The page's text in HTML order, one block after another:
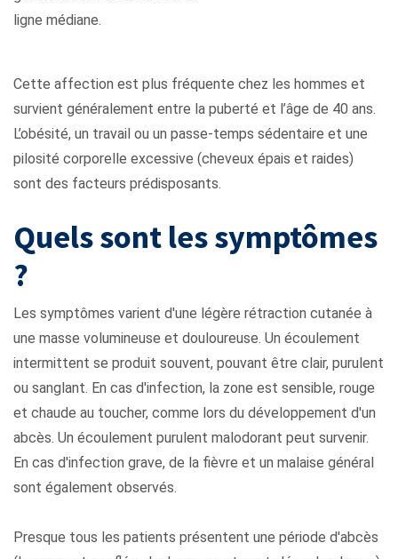
ligne médiane.
Cette affection est plus fréquente chez les hommes et
survient généralement entre la puberté et l’âge de 40 ans.
L’obésité, un travail ou un passe-temps sédentaire et une
pilosité corporelle excessive (cheveux épais et raides)
sont des facteurs prédisposants.
Quels sont les symptômes
?
Les symptômes varient d'une légère rétraction cutanée à
une masse volumineuse et douloureuse. Un écoulement
intermittent se produit souvent, pouvant être clair, purulent
ou sanglant. En cas d'infection, la zone est sensible, rouge
et chaude au toucher, comme lors du développement d'un
abcès. Un écoulement purulent malodorant peut survenir.
En cas d'infection grave, de la fièvre et un malaise général
sont également observés.
Presque tous les patients présentent une période d'abcès